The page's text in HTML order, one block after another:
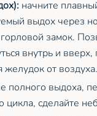
начните
выдох через
горловой замок.
внутрь и
желудок от воздуха.
полного выдоха,
цикла, сделайте